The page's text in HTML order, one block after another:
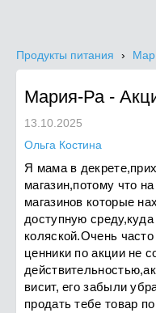
Продукты питания
Мария-Ра-
13.10.2025
Ольга Костина
Я мама в
магазин,потому что
магазинов которые
доступную
коляской.Очень
ценники по акции не
висит, его забыли
продать тебе товар